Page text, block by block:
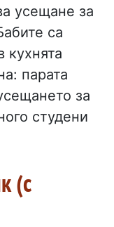
усещане за
са
кухнята
парата
за
студени
(с